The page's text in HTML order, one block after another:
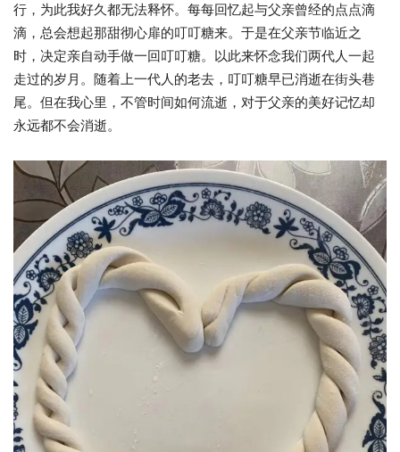
行，为此我好久都无法释怀。每每回忆起与父亲曾经的点点滴
滴，总会想起那甜彻心扉的叮叮糖来。于是在父亲节临近之
时，决定亲自动手做一回叮叮糖。以此来怀念我们两代人一起
走过的岁月。随着上一代人的老去，叮叮糖早已消逝在街头巷
尾。但在我心里，不管时间如何流逝，对于父亲的美好记忆却
永远都不会消逝。